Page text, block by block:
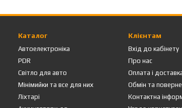
Каталог
Автоелектроніка
PDR
Світло для авто
Мінімийки та все для них
Ліхтарі
Клієнтам
Вхід до кабінету
Про нас
Оплата і
Обмін та
Контактна